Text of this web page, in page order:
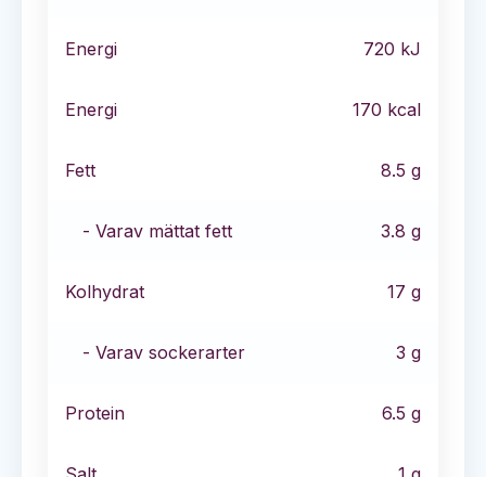
Energi 720 kJ
Energi 170 kcal
Fett 8.5 g
- Varav mättat fett 3.8 g
Kolhydrat 17 g
- Varav sockerarter 3 g
Protein 6.5 g